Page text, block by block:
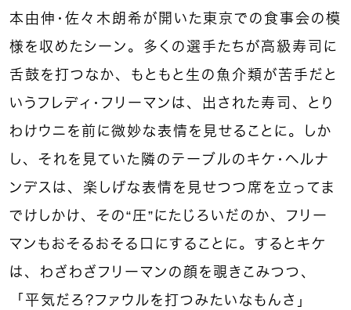
本由伸・佐々木朗希が開いた東京での食事会の模
様を収めたシーン。多くの選手たちが高級寿司に
舌鼓を打つなか、もともと生の魚介類が苦手だと
いうフレディ・フリーマンは、出された寿司、とり
わけウニを前に微妙な表情を見せることに。しか
し、それを見ていた隣のテーブルのキケ・ヘルナ
ンデスは、楽しげな表情を見せつつ席を立ってま
でけしかけ、その“圧”にたじろいだのか、フリー
マンもおそるおそる口にすることに。するとキケ
は、わざわざフリーマンの顔を覗きこみつつ、
「平気だろ？ファウルを打つみたいなもんさ」